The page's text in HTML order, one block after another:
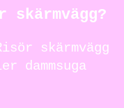
skärmvägg
dammsuga